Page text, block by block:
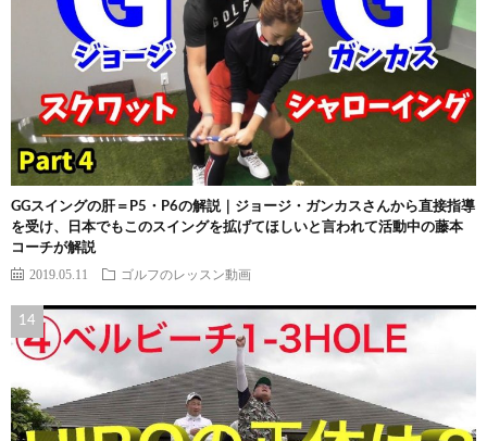
GGスイングの肝＝P5・P6の解説｜ジョージ・ガンカスさんから直接指導
を受け、日本でもこのスイングを拡げてほしいと言われて活動中の藤本
コーチが解説
2019.05.11 ゴルフのレッスン動画